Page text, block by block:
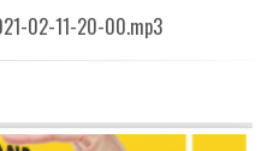
02-11-20-00.mp3